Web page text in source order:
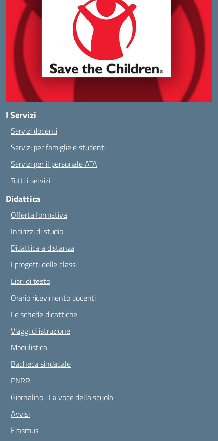
I Servizi
Servizi docenti
Servizi per famiglie e studenti
Servizi per il personale ATA
Tutti i servizi
Didattica
Offerta formativa
Indirizzi di studio
Didattica a distanza
I progetti delle classi
Libri di testo
Orario ricevimento docenti
Le schede didattiche
Viaggi di istruzione
Modulistica
Bacheca sindacale
PNRR
Giornalino : La voce della scuola
Avvisi
Erasmus